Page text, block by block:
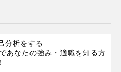
分析をする
あなたの強み・適職を知る方